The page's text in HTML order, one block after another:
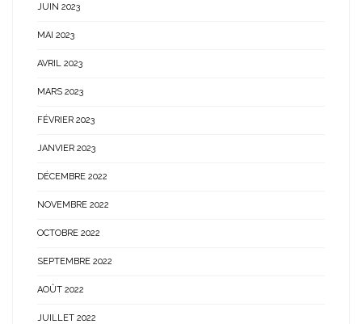
JUIN 2023
MAI 2023
AVRIL 2023
MARS 2023
FÉVRIER 2023
JANVIER 2023
DÉCEMBRE 2022
NOVEMBRE 2022
OCTOBRE 2022
SEPTEMBRE 2022
AOÛT 2022
JUILLET 2022